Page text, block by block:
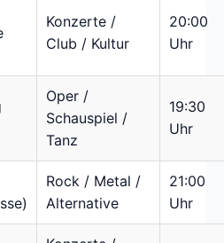
Konzerte /
Club / Kultur
20:00
Uhr
Oper /
Schauspiel /
Tanz
19:30
Uhr
Rock / Metal /
Alternative
21:00
Uhr